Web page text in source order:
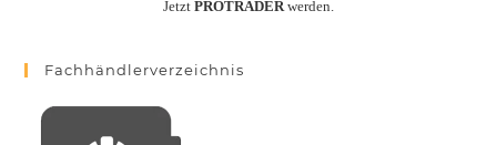
Jetzt PROTRADERwerden.
Fachhändlerverzeichnis